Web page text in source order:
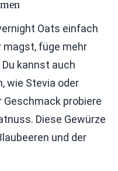
Oats einfach
magst, füge mehr
kannst auch
wie Stevia oder
Geschmack probiere
Diese Gewürze
und der